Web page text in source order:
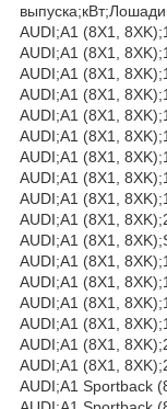
AUDI;A1 (8X1,
AUDI;A1 (8X1,
AUDI;A1 (8X1,
AUDI;A1 (8X1,
AUDI;A1 (8X1,
AUDI;A1 (8X1,
AUDI;A1 (8X1,
AUDI;A1 (8X1,
AUDI;A1 (8X1,
AUDI;A1 (8X1,
AUDI;A1 (8X1,
AUDI;A1 (8X1,
AUDI;A1 (8X1,
AUDI;A1 (8X1,
AUDI;A1 (8X1,
AUDI;A1 (8X1,
AUDI;A1 (8X1,
AUDI;A1 Sportback